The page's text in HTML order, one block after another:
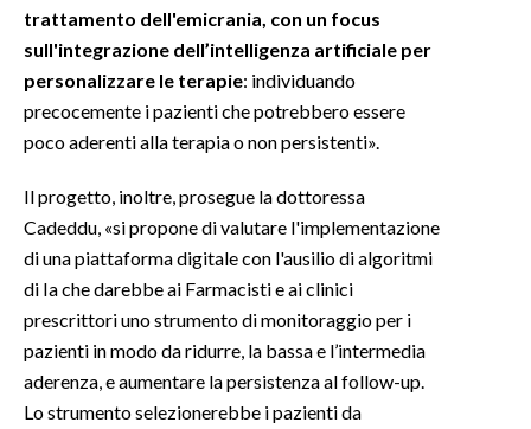
trattamento dell'emicrania, con un focus
sull'integrazione dell’intelligenza artificiale per
personalizzare le terapie: individuando
precocemente i pazienti che potrebbero essere
poco aderenti alla terapia o non persistenti».
Il progetto, inoltre, prosegue la dottoressa
Cadeddu, «si propone di valutare l'implementazione
di una piattaforma digitale con l'ausilio di algoritmi
di Ia che darebbe ai Farmacisti e ai clinici
prescrittori uno strumento di monitoraggio per i
pazienti in modo da ridurre, la bassa e l’intermedia
aderenza, e aumentare la persistenza al follow-up.
Lo strumento selezionerebbe i pazienti da